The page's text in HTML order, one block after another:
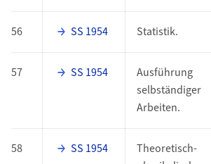
56 SS 1954 Statistik.
57 SS 1954
Ausführung
selbständiger
Arbeiten.
58 SS 1954
Theoretisch-